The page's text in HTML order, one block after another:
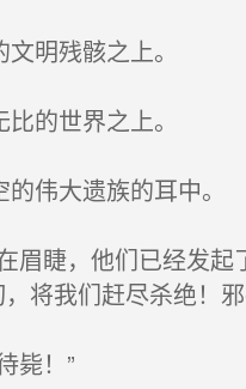
明残骸之上。
的世界之上。
伟大遗族的耳中。
眉睫，他们已经发起
将我们赶尽杀绝！
毙！”